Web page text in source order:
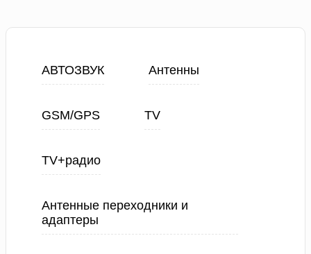
АВТОЗВУК Антенны
GSM/GPS TV
TV+радио
Антенные переходники и
адаптеры